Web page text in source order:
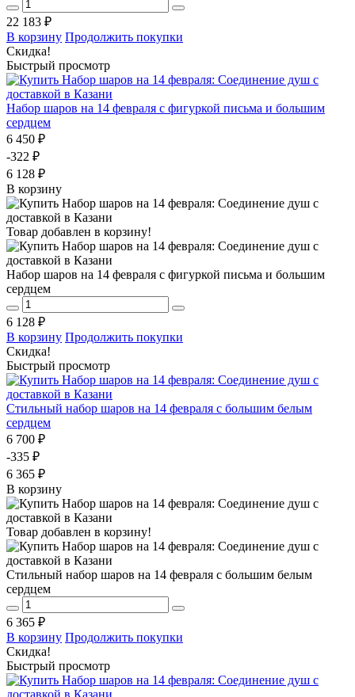
22 183 ₽
В корзину Продолжить покупки
Скидка!
Быстрый просмотр
Набор шаров на 14 февраля с фигуркой письма и большим
сердцем
6 450 ₽
-322 ₽
6 128 ₽
В корзину
Товар добавлен в корзину!
Набор шаров на 14 февраля с фигуркой письма и большим
сердцем
6 128 ₽
В корзину Продолжить покупки
Скидка!
Быстрый просмотр
Стильный набор шаров на 14 февраля с большим белым
сердцем
6 700 ₽
-335 ₽
6 365 ₽
В корзину
Товар добавлен в корзину!
Стильный набор шаров на 14 февраля с большим белым
сердцем
6 365 ₽
В корзину Продолжить покупки
Скидка!
Быстрый просмотр